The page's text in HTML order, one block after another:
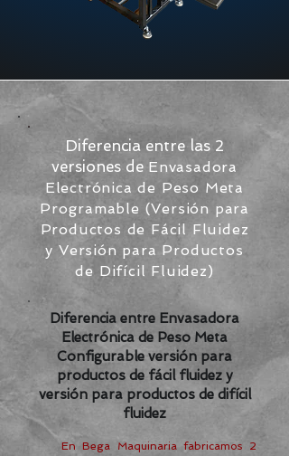
Diferencia entre las 2
versiones de Envasadora
Electrónica de Peso Meta
Programable (Versión para
Productos de Fácil Fluidez
y Versión para Productos
de Difícil Fluidez)
Diferencia entre Envasadora
Electrónica de Peso Meta
Configurable versión para
productos de fácil fluidez y
versión para productos de difícil
fluidez
En Bega Maquinariafabricamos 2